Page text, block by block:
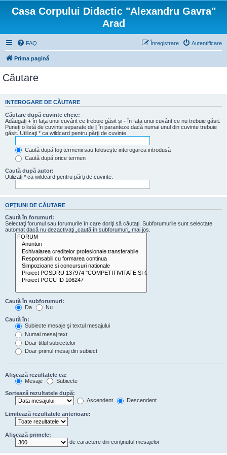
Casa Corpului Didactic "Alexandru Gavra"
Arad
FAQ Autentificare
Înregistrare
Prima pagină
Căutare
INTEROGARE DE CĂUTARE
Căutare după cuvinte cheie:
Adăugaţi + în faţa unui cuvânt ce trebuie găsit şi - în faţa unui cuvânt ce nu trebuie găsit.
Puneţi o listă de cuvinte separate de | în paranteze dacă numai unul din cuvinte trebuie
găsit. Utilizaţi * ca wildcard pentru părţi de cuvinte.
Caută după toţi termenii sau foloseşte interogarea introdusă
Caută după orice termen
Caută după autor:
Utilizaţi * ca wildcard pentru părţi de cuvinte.
OPŢIUNI DE CĂUTARE
Caută în forumuri:
Selectaţi forumul sau forumurile în care doriţi să căutaţi. Subforumurile sunt selectate
automat dacă nu dezactivaţi „caută în subforumuri„ mai jos.
Caută în subforumuri:
Da
Nu
Caută în:
Subiecte mesaje şi textul mesajului
Numai mesaj text
Doar titlul subiectelor
Doar primul mesaj din subiect
Afişează rezultatele ca:
Mesaje
Subiecte
Sortează rezultatele după:
Ascendent
Descendent
Limitează rezultatele anterioare:
Afişează primele:
de caractere din conţinutul mesajelor